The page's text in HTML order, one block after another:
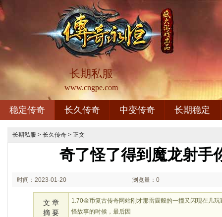
长期私服
www.cngpe.com
稳定传奇 长久传奇 中变传奇 长期稳定
长期私服 > 长久传奇 > 正文
奇了怪了得到魔龙射手
时间：2023-01-20 浏览量：0
文 章
摘 要
1.70金币复古传奇网站刚才那雷霆般的一撞又闪现在几
怪故事的时候，最后因